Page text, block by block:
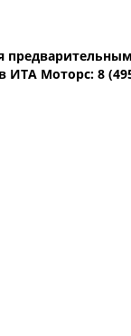
Моторс: 8